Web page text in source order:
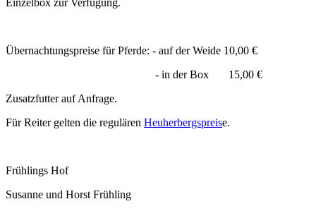
Übernachtungspreise für Pferde: - auf der Weide 10,00 €
- in der Box 15,00 €
Zusatzfutter auf Anfrage.
Für Reiter gelten die regulären Heuherbergspreise.
Frühlings Hof
Susanne und Horst Frühling